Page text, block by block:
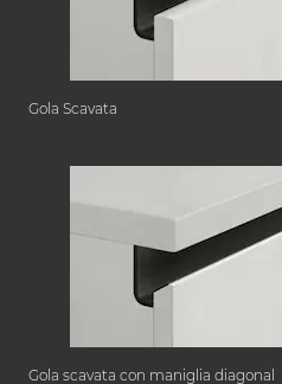
Gola Scavata
Gola scavata con maniglia diagonal